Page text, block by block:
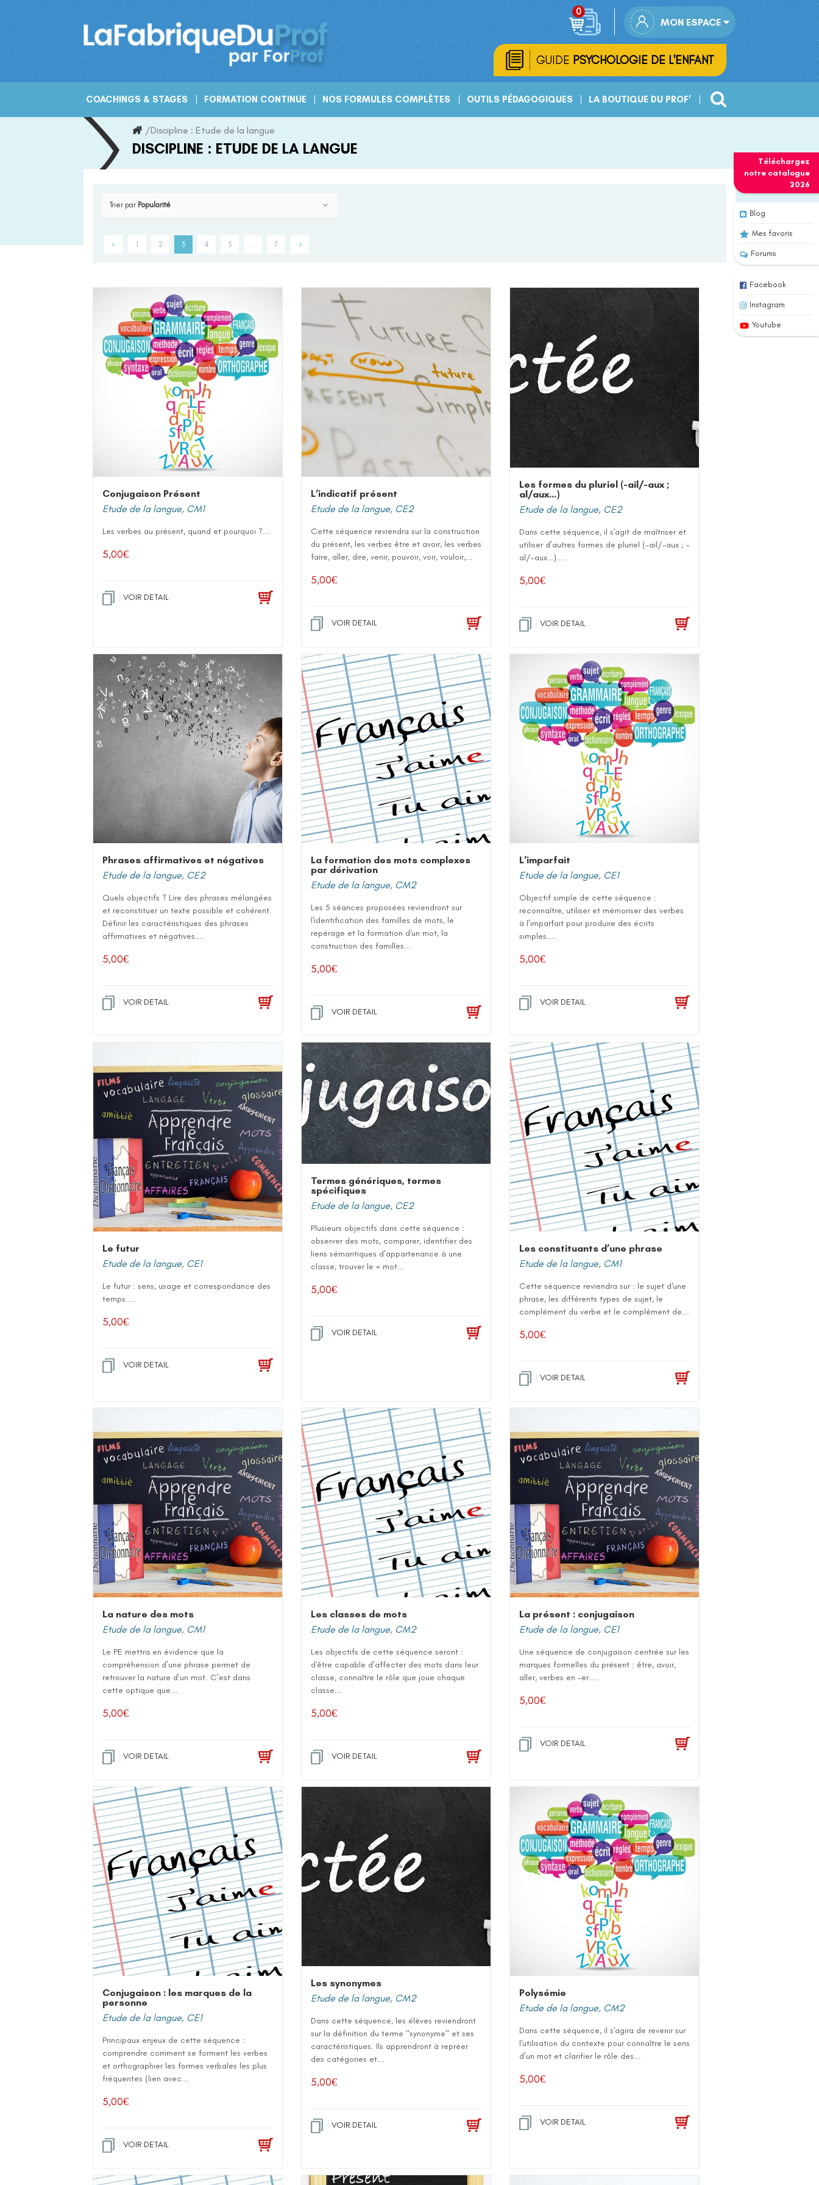
Téléchargez
notre catalogue
2026
Blog
Mes favoris
Forums
Facebook
Instagram
Youtube
Skip
to
MON ESPACE
GUIDE PSYCHOLOGIE DE L'ENFANT
COACHINGS & STAGES FORMATION CONTINUE NOS FORMULES COMPLÈTES OUTILS PÉDAGOGIQUES LA BOUTIQUE DU PROF’
/Discipline : Etude de la langue
DISCIPLINE : ETUDE DE LA LANGUE
Trier par Popularité
1 2 3 4 5 … 7
Conjugaison Présent
Etude de la langue, CM1
Les verbes au présent, quand et pourquoi ?...
5,00€
VOIR DETAIL
L’indicatif présent
Etude de la langue, CE2
Cette séquence reviendra sur la construction
du présent, les verbes être et avoir, les verbes
faire, aller, dire, venir, pouvoir, voir, vouloir,...
5,00€
VOIR DETAIL
Les formes du pluriel (-ail/-aux ;
al/aux…)
Etude de la langue, CE2
Dans cette séquence, il s'agit de maîtriser et
utiliser d’autres formes de pluriel (-ail/-aux ; -
al/-aux…)....
5,00€
VOIR DETAIL
Phrases affirmatives et négatives
Etude de la langue, CE2
Quels objectifs ? Lire des phrases mélangées
et reconstituer un texte possible et cohérent.
Définir les caractéristiques des phrases
affirmatives et négatives....
5,00€
VOIR DETAIL
La formation des mots complexes
par dérivation
Etude de la langue, CM2
Les 5 séances proposées reviendront sur
l'identification des familles de mots, le
repérage et la formation d'un mot, la
construction des familles...
5,00€
VOIR DETAIL
L’imparfait
Etude de la langue, CE1
Objectif simple de cette séquence :
reconnaître, utiliser et mémoriser des verbes
à l’imparfait pour produire des écrits
simples....
5,00€
VOIR DETAIL
Le futur
Etude de la langue, CE1
Le futur : sens, usage et correspondance des
temps....
5,00€
VOIR DETAIL
Termes génériques, termes
spécifiques
Etude de la langue, CE2
Plusieurs objectifs dans cette séquence :
observer des mots, comparer, identifier des
liens sémantiques d’appartenance à une
classe, trouver le « mot...
5,00€
VOIR DETAIL
Les constituants d’une phrase
Etude de la langue, CM1
Cette séquence reviendra sur : le sujet d'une
phrase, les différents types de sujet, le
complément du verbe et le complément de...
5,00€
VOIR DETAIL
La nature des mots
Etude de la langue, CM1
Le PE mettra en évidence que la
compréhension d’une phrase permet de
retrouver la nature d’un mot. C’est dans
cette optique que...
5,00€
VOIR DETAIL
Les classes de mots
Etude de la langue, CM2
Les objectifs de cette séquence seront :
d'être capable d’affecter des mots dans leur
classe, connaître le rôle que joue chaque
classe...
5,00€
VOIR DETAIL
La présent : conjugaison
Etude de la langue, CE1
Une séquence de conjugaison centrée sur les
marques formelles du présent : être, avoir,
aller, verbes en -er....
5,00€
VOIR DETAIL
Conjugaison : les marques de la
personne
Etude de la langue, CE1
Principaux enjeux de cette séquence :
comprendre comment se forment les verbes
et orthographier les formes verbales les plus
fréquentes (lien avec...
5,00€
VOIR DETAIL
Les synonymes
Etude de la langue, CM2
Dans cette séquence, les élèves reviendront
sur la définition du terme "synonyme" et ses
caractéristiques. Ils apprendront à repréer
des catégories et...
5,00€
VOIR DETAIL
Polysémie
Etude de la langue, CM2
Dans cette séquence, il s'agira de revenir sur
l'utilisation du contexte pour connaître le sens
d’un mot et clarifier le rôle des...
5,00€
VOIR DETAIL